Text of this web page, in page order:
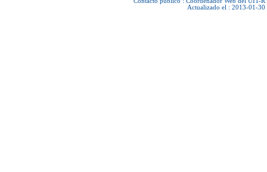
Actualizado el : 2013-01-30